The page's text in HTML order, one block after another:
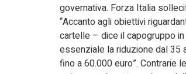
governativa. Forza Italia
“Accanto agli obiettivi
cartelle – dice il capogruppo
essenziale la riduzione dal 35
fino a 60.000 euro”. Contrarie